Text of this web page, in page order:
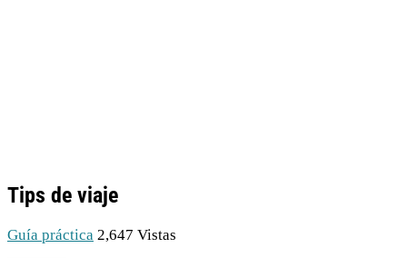
Tips de viaje
Guía práctica 2,647 Vistas